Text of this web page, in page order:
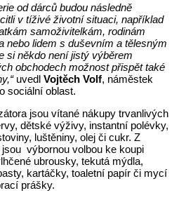
od dárců budou následně
v tíživé životní situaci, například
samoživitelkám, rodinám
nebo lidem s duševním a tělesným
si někdo není jistý výběrem
obchodech možnost přispět také
uvedlVojtěch Volf, náměstek
sociální oblast.
jsou vítané nákupy trvanlivých
dětské výživy, instantní polévky,
luštěniny, olej či cukr. Z
výbornou volbou ke koupi
ubrousky, tekutá mýdla,
kartáčky, toaletní papír či mycí
prášky.